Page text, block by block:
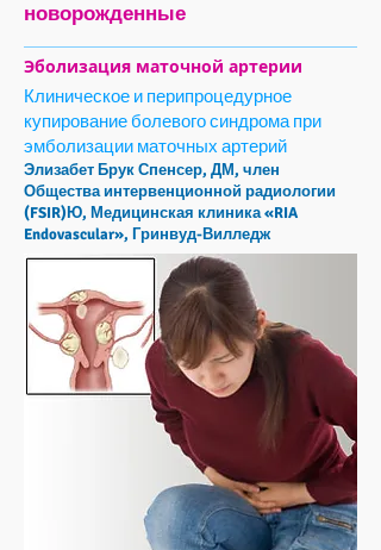
новорожденные
Клиническое и перипроцедурное
купирование болевого синдрома при
эмболизации маточных артерий
Элизабет Брук Спенсер, ДМ, член
Общества интервенционной радиологии
(FSIR)Ю, Медицинская клиника «RIA
Endovascular», Гринвуд-Вилледж
Эболизация маточной артерии